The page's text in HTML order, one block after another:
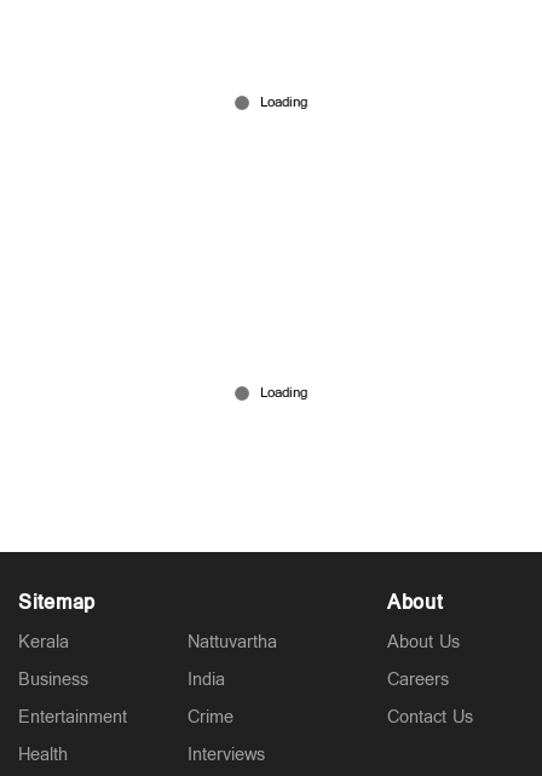
ജെൻ സി യുവതികൾക്കിടയിലെ പുതിയ ട്രെൻഡ്!!
Sitemap
Kerala
Business
Entertainment
Health
Nattuvartha
India
Crime
Interviews
About
About Us
Careers
Contact Us